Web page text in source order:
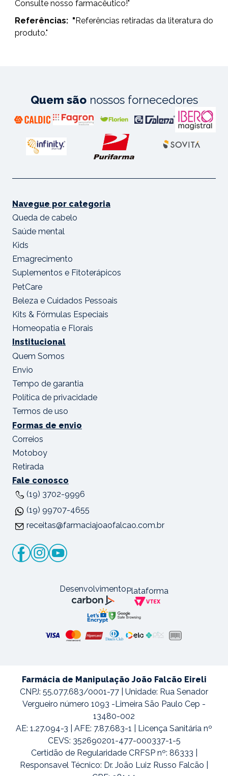
Consulte nosso farmacêutico!"
Referências: "Referências retiradas da literatura do
produto."
Quem sãonossos fornecedores
Navegue por categoria
Queda de cabelo
Saúde mental
Kids
Emagrecimento
Suplementos e Fitoterápicos
PetCare
Beleza e Cuidados Pessoais
Kits & Fórmulas Especiais
Homeopatia e Florais
Institucional
Quem Somos
Envio
Tempo de garantia
Política de privacidade
Termos de uso
Formas de envio
Correios
Motoboy
Retirada
Fale conosco
(19) 3702-9996
(19) 99707-4655
receitas@farmaciajoaofalcao.com.br
DesenvolvimentoPlataforma
Farmácia de Manipulação João Falcão Eireli
CNPJ: 55.077.683/0001-77 | Unidade: Rua Senador
Vergueiro número 1093 -Limeira São Paulo Cep -
13480-002
AE: 1.27.094-3 | AFE: 7.87.683-1 | Licença Sanitária nº
CEVS: 352690201-477-000337-1-5
Certidão de Regularidade CRFSP nº: 86333 |
Responsavel Técnico: Dr. João Luiz Russo Falcão |